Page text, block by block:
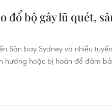
đổ bộ gây lũ quét,
Sân bay Sydney và nhiều
hướng hoặc bị hoãn để đảm